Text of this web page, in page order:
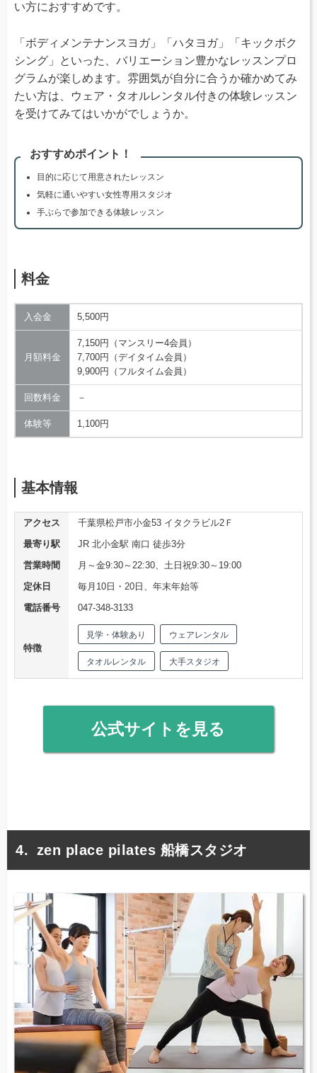
い方におすすめです。
「ボディメンテナンスヨガ」「ハタヨガ」「キックボク
シング」といった、バリエーション豊かなレッスンプロ
グラムが楽しめます。雰囲気が自分に合うか確かめてみ
たい方は、ウェア・タオルレンタル付きの体験レッスン
を受けてみてはいかがでしょうか。
おすすめポイント！
目的に応じて用意されたレッスン
気軽に通いやすい女性専用スタジオ
手ぶらで参加できる体験レッスン
料金
入会金 5,500円
月額料金
7,150円（マンスリー4会員）
7,700円（デイタイム会員）
9,900円（フルタイム会員）
回数料金 －
体験等 1,100円
基本情報
アクセス
千葉県松戸市小金53 イタクラビル2Ｆ
最寄り駅
JR 北小金駅 南口 徒歩3分
営業時間
月～金9:30～22:30、土日祝9:30～19:00
定休日
毎月10日・20日、年末年始等
電話番号
047-348-3133
特徴
見学・体験あり ウェアレンタル
タオルレンタル 大手スタジオ
公式サイトを見る
zen place pilates 船橋スタジオ